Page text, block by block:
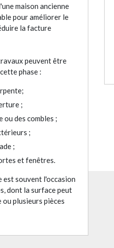
maison ancienne
pour améliorer le
la facture
peuvent être
phase :
;
des combles ;
;
;
et fenêtres.
souvent l'occasion
dont la surface peut
plusieurs pièces